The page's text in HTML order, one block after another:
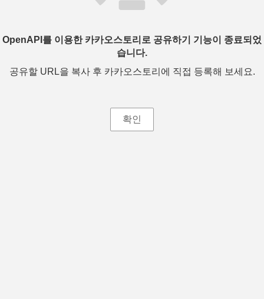
OpenAPI를 이용한 카카오스토리로 공유하기 기능이 종료되었
습니다.
공유할 URL을 복사 후 카카오스토리에 직접 등록해 보세요.
확인